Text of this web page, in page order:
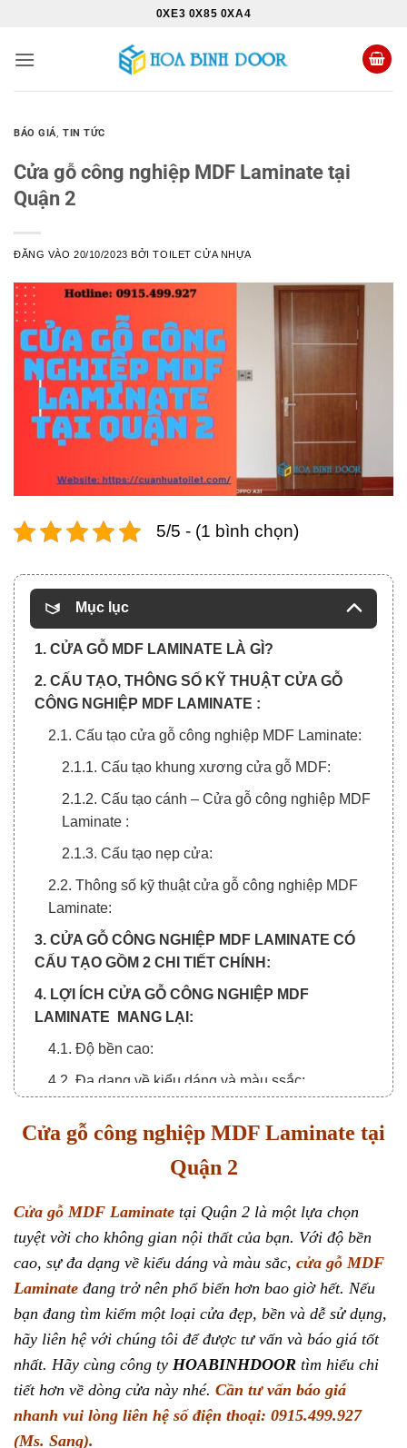
nội
0XE3 0X85 0XA4
BÁO GIÁ,TIN TỨC
Cửa gỗ công nghiệp MDF Laminate tại
Quận 2
ĐĂNG VÀO20/10/2023 BỞITOILET CỬA NHỰA
5/5 - (1 bình chọn)
Mục lục
1. CỬA GỖ MDF LAMINATE LÀ GÌ?
2. CẤU TẠO, THÔNG SỐ KỸ THUẬT CỬA GỖ
CÔNG NGHIỆP MDF LAMINATE :
2.1. Cấu tạo cửa gỗ công nghiệp MDF Laminate:
2.1.1. Cấu tạo khung xương cửa gỗ MDF:
2.1.2. Cấu tạo cánh – Cửa gỗ công nghiệp MDF
Laminate :
2.1.3. Cấu tạo nẹp cửa:
2.2. Thông số kỹ thuật cửa gỗ công nghiệp MDF
Laminate:
3. CỬA GỖ CÔNG NGHIỆP MDF LAMINATE CÓ
CẤU TẠO GỒM 2 CHI TIẾT CHÍNH:
4. LỢI ÍCH CỬA GỖ CÔNG NGHIỆP MDF
LAMINATE MANG LẠI:
4.1. Độ bền cao:
4.2. Đa dạng về kiểu dáng và màu ssắc:
5. ỨNG DỤNG CỬA GỖ MDF LAMINATE TẠI
LAMINATE TẠI QUẬN 2:
7. TẠI SAO NÊN MUA CỬA TẠI HOABINHDOOR?
8. QUY TRÌNH MUA CỬA VÀ THANH TOÁN:
8.1. Quy trình xem báo giá cửa gỗ MDF Laminate
tại Quận 2 online:
8.2. Quy trình thanh toán chia làm 3 đợt:
Cửa gỗ công nghiệp MDF Laminate tại
Quận 2
Cửa gỗ MDF Laminate tại Quận 2 là một lựa chọn
tuyệt vời cho không gian nội thất của bạn. Với độ bền
cao, sự đa dạng về kiểu dáng và màu sắc, cửa gỗ MDF
Laminate đang trở nên phổ biến hơn bao giờ hết. Nếu
bạn đang tìm kiếm một loại cửa đẹp, bền và dễ sử dụng,
hãy liên hệ với chúng tôi để được tư vấn và báo giá tốt
nhất. Hãy cùng công ty HOABINHDOOR tìm hiểu chi
tiết hơn về dòng cửa này nhé. Cần tư vấn báo giá
nhanh vui lòng liên hệ số điện thoại: 0915.499.927
(Ms. Sang).